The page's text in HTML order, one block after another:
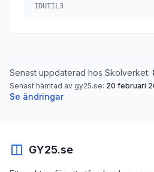
IDUTIL3
Senast uppdaterad hos Skolverket:
Senast hämtad av gy25.se: 20 februari
Se ändringar
GY25.se